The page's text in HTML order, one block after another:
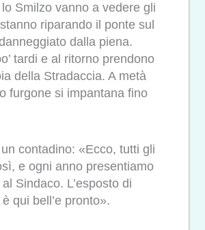
Smilzo vanno a vedere gli
riparando il ponte sul
dalla piena.
tardi e al ritorno prendono
della Stradaccia. A metà
furgone si impantana fino
contadino: «Ecco, tutti gli
e ogni anno presentiamo
Sindaco. L’esposto di
qui bell’e pronto».